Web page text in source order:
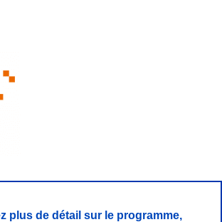
plus de détail sur le programme,